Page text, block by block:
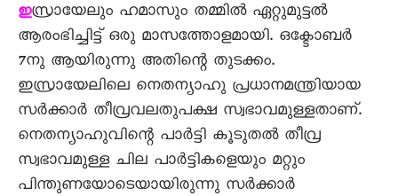
ഇസ്രായേലും ഹമാസും തമ്മിൽ ഏറ്റുമുട്ടൽ
ആരംഭിച്ചിട്ട് ഒരു മാസത്തോളമായി. ഒക്ടോബർ
7നു ആയിരുന്നു അതിന്റെ തുടക്കം.
ഇസ്രായേലിലെ നെതന്യാഹു പ്രധാനമന്ത്രിയായ
സർക്കാർ തീവ്രവലതുപക്ഷ സ്വഭാവമുള്ളതാണ്.
നെതന്യാഹുവിന്റെ പാർട്ടി കൂടുതൽ തീവ്ര
സ്വഭാവമുള്ള ചില പാർട്ടികളെയും മറ്റും
പിന്തുണയോടെയായിരുന്നു സർക്കാർ